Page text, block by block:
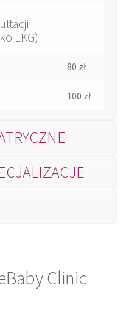
EKG)
80 zł
100 zł
Clinic